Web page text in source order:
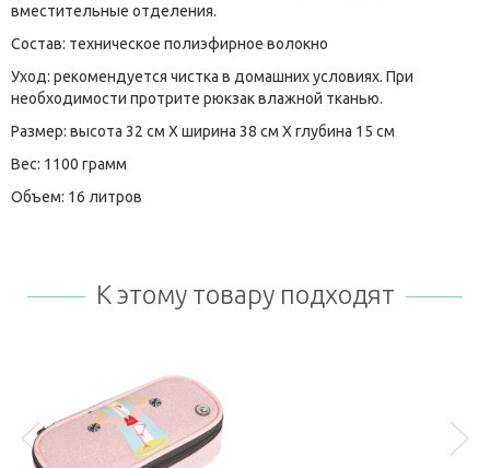
вместительные отделения.
Состав: техническое полиэфирное волокно
Уход: рекомендуется чистка в домашних условиях. При
необходимости протрите рюкзак влажной тканью.
Размер: высота 32 см Х ширина 38 см Х глубина 15 см
Вес: 1100 грамм
Объем: 16 литров
К этому товару подходят